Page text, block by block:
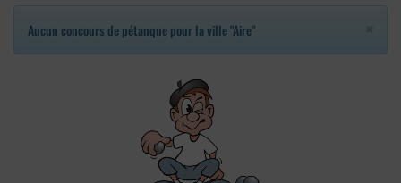
Aucun concours de pétanque pour la ville "Aire"